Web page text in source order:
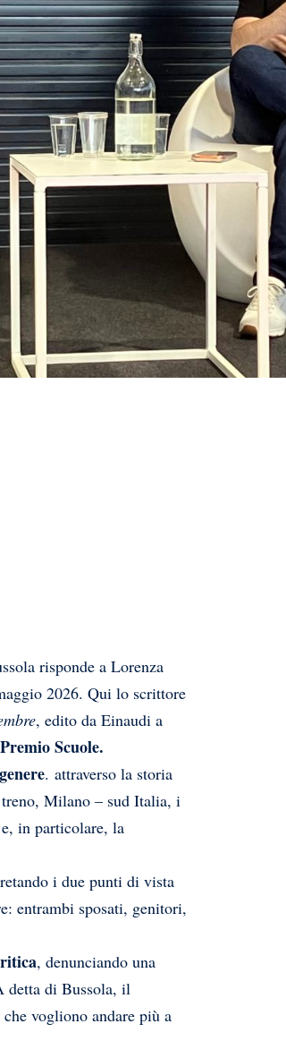
risponde a Lorenza
2026. Qui lo scrittore
, edito da Einaudi a
Premio Scuole.
. attraverso la storia
Milano – sud Italia, i
e, in particolare, la
i due punti di vista
entrambi sposati, genitori,
, denunciando una
detta di Bussola, il
vogliono andare più a